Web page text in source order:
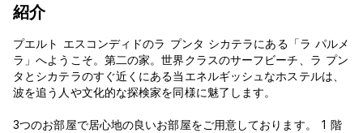
紹介
プエルト エスコンディドのラ プンタ シカテラにある「ラ パルメ
ラ」へようこそ。第二の家。世界クラスのサーフビーチ、ラ プン
タとシカテラのすぐ近くにある当エネルギッシュなホステルは、
波を追う人や文化的な探検家を同様に魅了します。
3つのお部屋で居心地の良いお部屋をご用意しております。 1 階